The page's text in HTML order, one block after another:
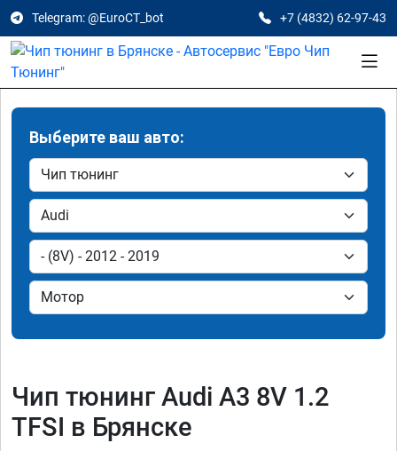
Telegram: @EuroCT_bot +7 (4832) 62-97-43
Выберите ваш авто:
Чип тюнинг Audi A3 8V 1.2
TFSI в Брянске